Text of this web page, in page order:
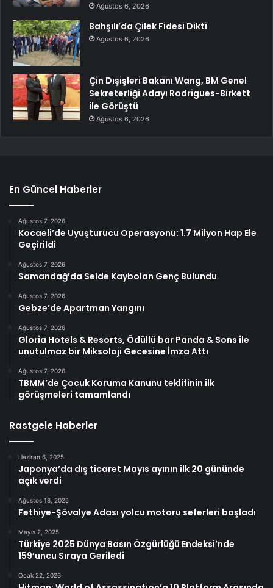
Ağustos 6, 2026
Bahşılı’da Çilek Fidesi Dikti
Ağustos 6, 2026
Çin Dışişleri Bakanı Wang, BM Genel
Sekreterliği Adayı Rodrigues-Birkett
ile Görüştü
Ağustos 6, 2026
En Güncel Haberler
Ağustos 7, 2026
Kocaeli’de Uyuşturucu Operasyonu: 1.7 Milyon Hap Ele
Geçirildi
Ağustos 7, 2026
Samandağ’da Selde Kaybolan Genç Bulundu
Ağustos 7, 2026
Gebze’de Apartman Yangını
Ağustos 7, 2026
Gloria Hotels & Resorts, Ödüllü bar Panda & Sons ile
unutulmaz bir Miksoloji Gecesine İmza Attı
Ağustos 7, 2026
TBMM’de Çocuk Koruma Kanunu teklifinin ilk
görüşmeleri tamamlandı
Rastgele Haberler
Haziran 6, 2025
Japonya’da dış ticaret Mayıs ayının ilk 20 gününde
açık verdi
Ağustos 18, 2025
Fethiye-Şövalye Adası yolcu motoru seferleri başladı
Mayıs 2, 2025
Türkiye 2025 Dünya Basın Özgürlüğü Endeksi’nde
159’uncu Sıraya Geriledi
Ocak 22, 2026